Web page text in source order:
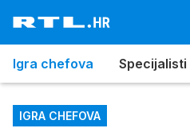
Igra chefova Specijalisti
IGRA CHEFOVA